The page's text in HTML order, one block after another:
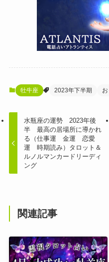
牡牛座 2023年下半期
水瓶座の運勢 2023年後
半 最高の居場所に導かれ
る（仕事運 金運 恋愛
運 時期読み）タロット＆
ルノルマンカードリーディ
ング
関連記事